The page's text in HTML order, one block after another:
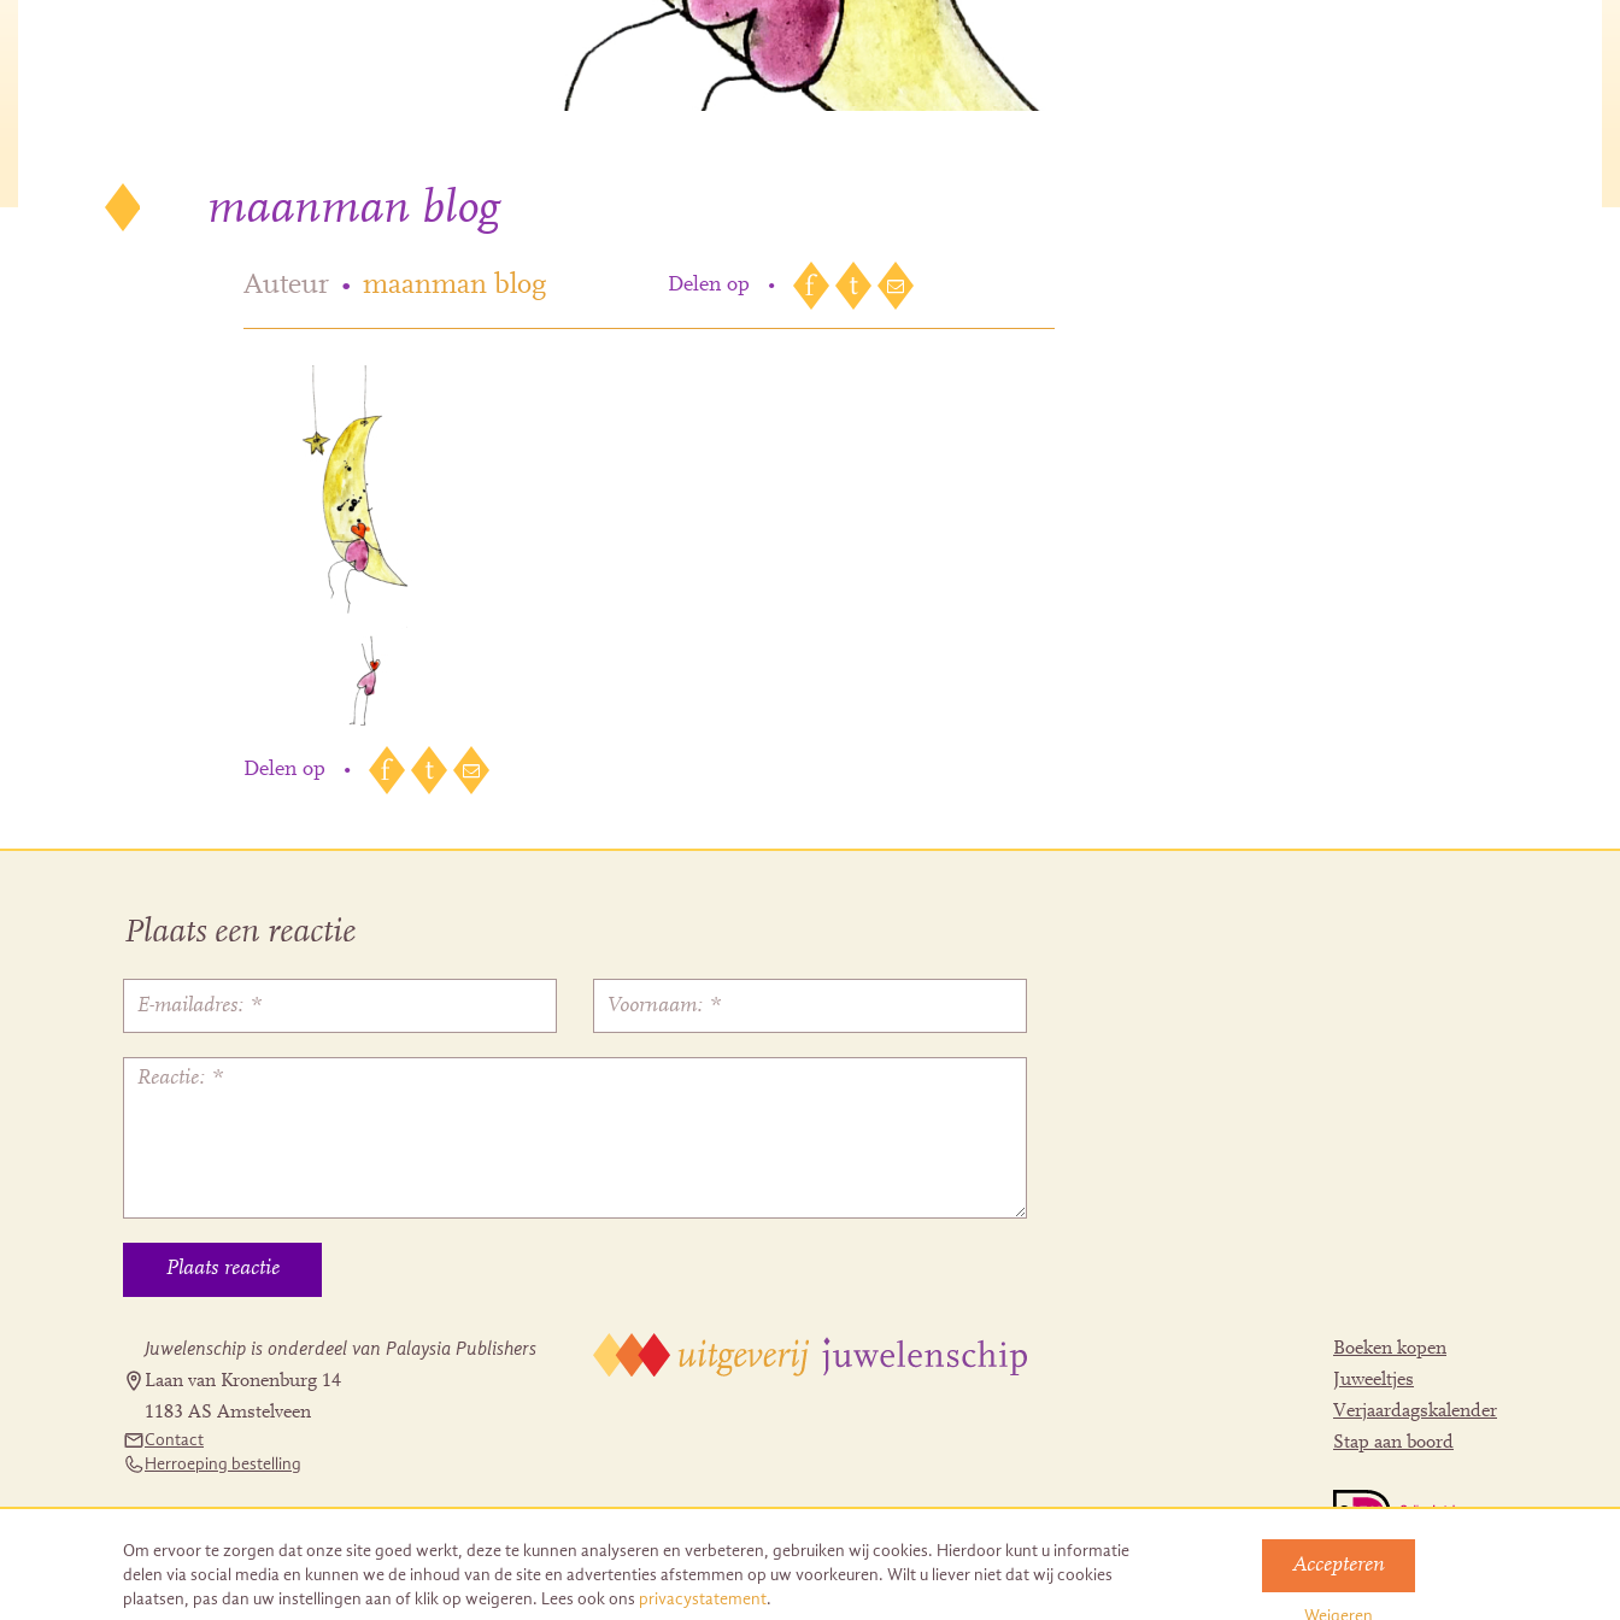
maanman blog
Auteur • maanman blog Delen op •
Delen op •
Plaats een reactie
Juwelenschip is onderdeel van Palaysia Publishers
Laan van Kronenburg 14
1183 AS Amstelveen
Contact
Herroeping bestelling
Boeken kopen
Juweeltjes
Verjaardagskalender
Stap aan boord
© 2026 Uitgeverij Juwelenschip. Duurzaam ontwikkeld door Go2People
Om ervoor te zorgen dat onze site goed werkt, deze te kunnen analyseren en verbeteren, gebruiken wij cookies. Hierdoor kunt u informatie
delen via social media en kunnen we de inhoud van de site en advertenties afstemmen op uw voorkeuren. Wilt u liever niet dat wij cookies
plaatsen, pas dan uw instellingen aan of klik op weigeren. Lees ook ons privacystatement.
Accepteren
Weigeren